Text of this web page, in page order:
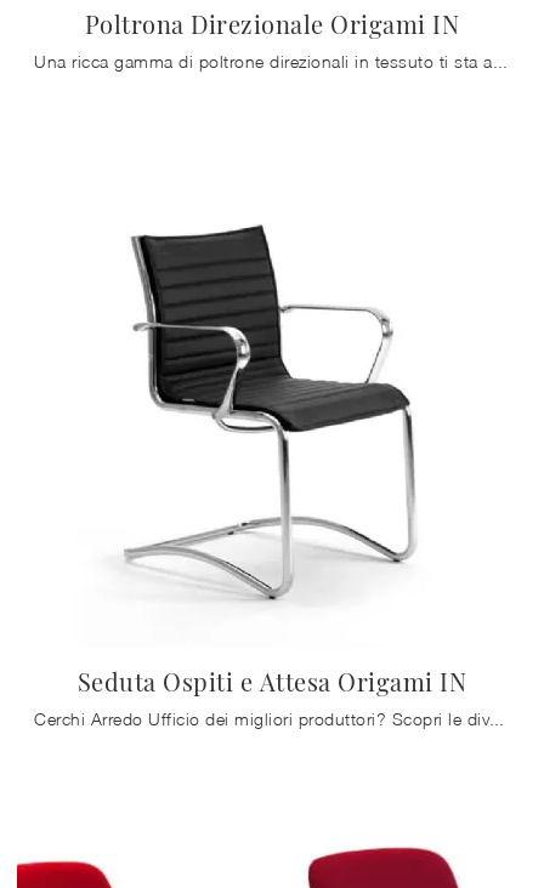
Poltrona Direzionale Origami IN
Seduta Ospiti e Attesa Origami IN
Cerchi Arredo Ufficio dei migliori produttori? Scopri le diverse proposte di sedie ospiti e attesa in tessuto, come il modello Seduta Ospiti e Attesa ...